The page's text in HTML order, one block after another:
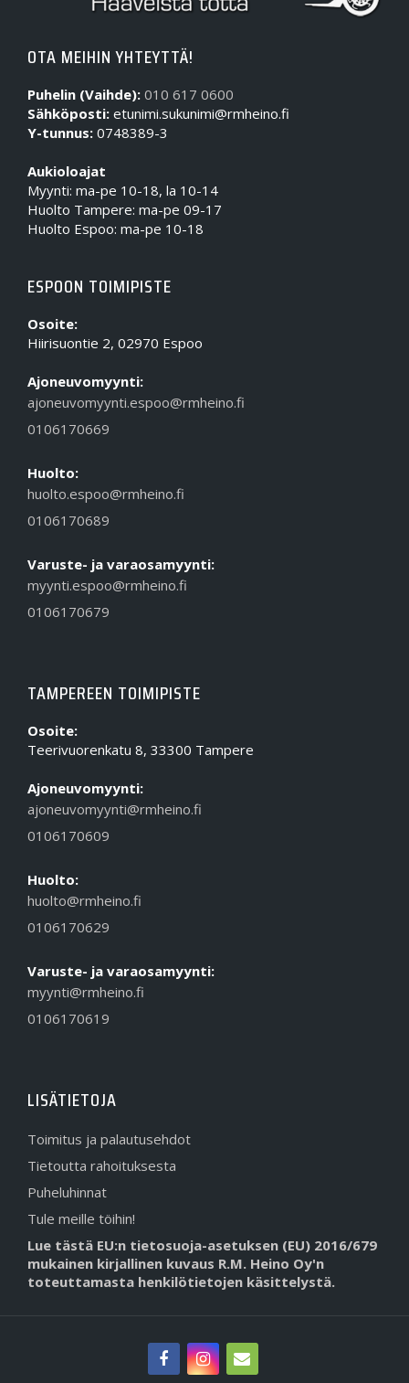
OTA MEIHIN YHTEYTTÄ!
Puhelin (Vaihde): 010 617 0600
Sähköposti: etunimi.sukunimi@rmheino.fi
Y-tunnus: 0748389-3
Aukioloajat
Myynti: ma-pe 10-18, la 10-14
Huolto Tampere: ma-pe 09-17
Huolto Espoo: ma-pe 10-18
ESPOON TOIMIPISTE
Osoite:
Hiirisuontie 2, 02970 Espoo
Ajoneuvomyynti:
ajoneuvomyynti.espoo@rmheino.fi
0106170669
Huolto:
huolto.espoo@rmheino.fi
0106170689
Varuste- ja varaosamyynti:
myynti.espoo@rmheino.fi
0106170679
TAMPEREEN TOIMIPISTE
Osoite:
Teerivuorenkatu 8, 33300 Tampere
Ajoneuvomyynti:
ajoneuvomyynti@rmheino.fi
0106170609
Huolto:
huolto@rmheino.fi
0106170629
Varuste- ja varaosamyynti:
myynti@rmheino.fi
0106170619
LISÄTIETOJA
Toimitus ja palautusehdot
Tietoutta rahoituksesta
Puheluhinnat
Tule meille töihin!
Lue tästä EU:n tietosuoja-asetuksen (EU) 2016/679
mukainen kirjallinen kuvaus R.M. Heino Oy'n
toteuttamasta henkilötietojen käsittelystä.